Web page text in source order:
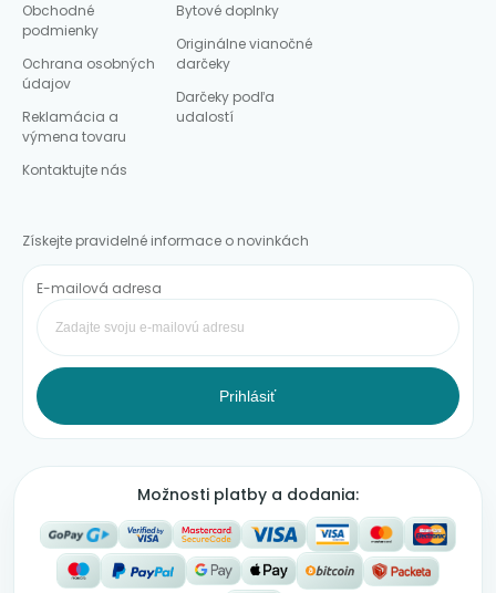
Obchodné
podmienky
Ochrana osobných
údajov
Reklamácia a
výmena tovaru
Kontaktujte nás
Bytové doplnky
Originálne vianočné
darčeky
Darčeky podľa
udalostí
Získejte pravidelné informace o novinkách
E-mailová adresa
Prihlásiť
Možnosti platby a dodania: